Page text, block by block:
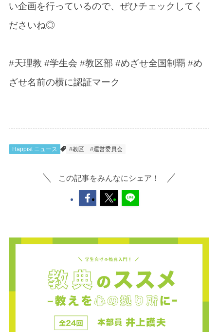
い企画を行っているので、ぜひチェックしてく
ださいね◎
#天理教 #学生会 #教区部 #めざせ全国制覇 #め
ざせ名前の横に認証マーク
Happist ニュース #教区 #運営委員会
この記事をみんなにシェア！